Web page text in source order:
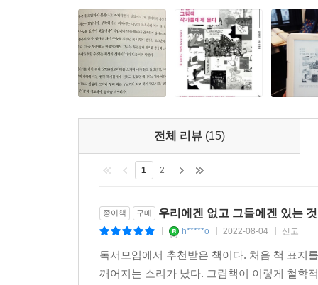
고 탐험할 시간이 절대적으로 필요한 이유죠. 때때
라 저에게 탐험할 시간을 주려고 온 것이에요. 일
겠는데’라는 답이 돌아왔죠. 그땐 제가 그림을
간을 쓰기로 결정한 거예요. 성숙해지려면 시간을
--- p.258「‘시간 사용법’ 이치카와 사토미」중에서
아버지가 지어놓은 비평의 감옥 안에서 힘들어
단점을 대하는 태도예요. 예전엔 부족함을 어떻게
떤 한 가지 면에 미흡해도 다른 면에선 충분할 수
--- p.299「‘자기 믿음’ 베아트리체 알레마냐」중에서
뒤 제자리로 돌아오는 클로드 퐁티 스타일, 없어
뭔가 남들과 다르거나 부족해 소외감을 느끼던
가치관이 일관된 서사 구조에 오롯이 배어나는 것
작가들의 대표작을 따로 꾸려 소개한다.
괜찮다는 안도감을 받게 되기 때문이다. 물론 동
철학도 큰 도움이 된다.
더없이 창조적인 유럽의 그림책 작가들의 이야
전체 리뷰 (15)
1 2
종이책 구매 우리에겐 없고 그들에겐 있는
h*****o 2022-08-04 신고
독서모임에서 추천받은 책이다. 처음 책 표지
깨어지는 소리가 났다. 그림책이 이렇게 철학